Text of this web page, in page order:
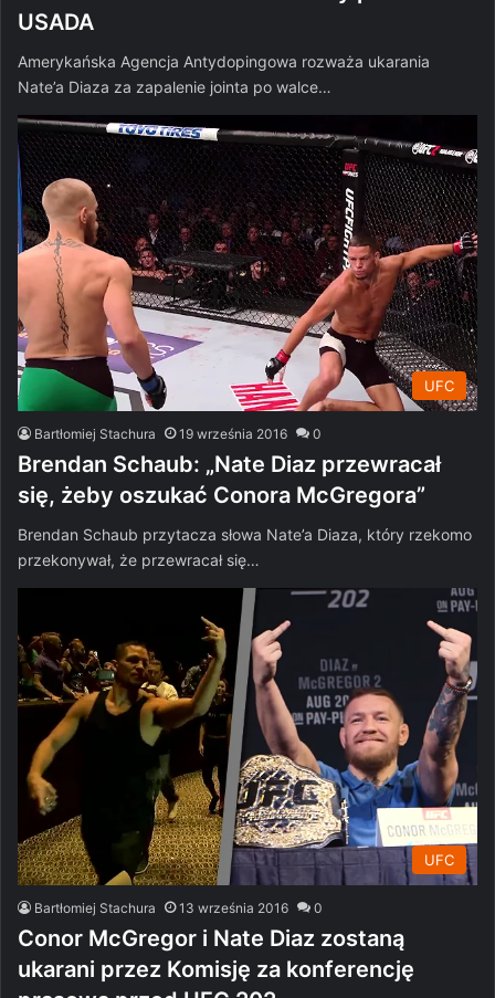
USADA
Amerykańska Agencja Antydopingowa rozważa ukarania
Nate’a Diaza za zapalenie jointa po walce…
UFC
Bartłomiej Stachura 19 września 2016 0
Brendan Schaub: „Nate Diaz przewracał
się, żeby oszukać Conora McGregora”
Brendan Schaub przytacza słowa Nate’a Diaza, który rzekomo
przekonywał, że przewracał się…
UFC
Bartłomiej Stachura 13 września 2016 0
Conor McGregor i Nate Diaz zostaną
ukarani przez Komisję za konferencję